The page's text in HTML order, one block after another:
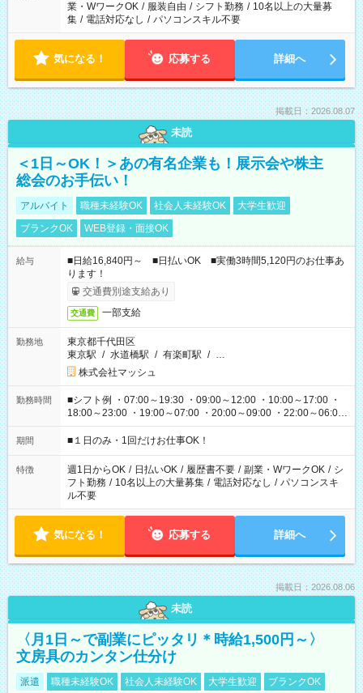
業・WワークOK / 服装自由 / シフト勤務 / 10名以上の大量募
集 / 電話対応なし / パソコンスキル不要
気になる！ 応募する 詳細へ
掲載日：2026.08.07
未読
＜1日～OK！＞あの有名企業も！展示会や株主
総会のお手伝い！
アルバイト 職種未経験OK 社会人未経験OK
大学生歓迎
ブランクOK
WEB登録・面接OK
給与
■日給16,840円～ ■日払いOK ■実働3時間5,120円のお仕事あ
ります！
交通費別途支給あり
交通費 一部支給
勤務地
東京都千代田区
東京駅 / 水道橋駅 / 有楽町駅 / …
株式会社マッシュ
勤務時間
■シフト例 ・07:00～19:30 ・09:00～12:00 ・10:00～17:00 ・
18:00～23:00 ・19:00～07:00 ・20:00～09:00 ・22:00～06:00
etc ★最短で3時間で5,120円のお仕事から 15時間で2万円近く稼
げるお仕事も！ ご希望のお時間に合わせてご紹介！ ※シフトは
ください！
期間 ■１日のみ・1回だけお仕事OK！
特徴 週1日からOK / 日払いOK / 履歴書不要 / 副業・WワークOK / シ
フト勤務 / 10名以上の大量募集 / 電話対応なし / パソコンスキ
ル不要
気になる！ 応募する 詳細へ
掲載日：2026.08.06
未読
〈月1日～で副業にピッタリ＊時給1,500円～〉
文房具のカンタン仕分け
派遣 職種未経験OK 社会人未経験OK 大学生歓迎
ブランクOK